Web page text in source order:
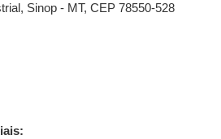
Sinop - MT, CEP 78550-528